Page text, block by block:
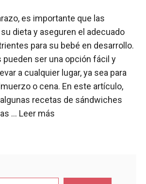
es importante que las
dieta y aseguren el adecuado
para su bebé en desarrollo.
ser una opción fácil y
a cualquier lugar, ya sea para
o cena. En este artículo,
recetas de sándwiches
… Leer más